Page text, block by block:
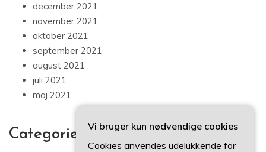
december 2021
november 2021
oktober 2021
september 2021
august 2021
juli 2021
maj 2021
Categories
Vi bruger kun nødvendige cookies
Cookies anvendes udelukkende for